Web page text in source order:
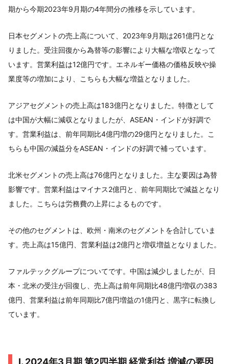
期から今期2023年9月期の4年間分の推移を示しています。
日本セグメントの売上高について、2023年9月期は261億円とな
りました。受注回復から為替等の影響により大幅な増収となって
います。営業利益は12億円です。エネルギー価格の価格反映や操
業度等の増加により、こちらも大幅な増益となりました。
アジアセグメントの売上高は183億円となりました。特徴として
は中国が大幅に減収となりましたが、ASEAN・インドが好調で
す。営業利益は、前年同期比4億円増の29億円となりました。こ
ちらも中国の減益分をASEAN・インドの好調で補っています。
北米セグメントの売上高は76億円となりました。主な要因は為替
影響です。営業利益はマイナス2億円と、前年同期比で減益となり
ました。こちらは労務費の上昇によるものです。
その他のセグメントは、欧州・南米のセグメントを合計していま
す。売上高は15億円、営業利益は2億円と増収増益となりました。
ファルテックグループについてです。中国は減少しましたが、日
本・北米の受注が回復し、売上高は前年同期比48億円増収の383
億円、営業利益は前年同期比7億円増益の1億円と、黒字に転換し
ています。
Ⅰ. 2024年3月期 第2四半期 経常利益 増減の要因